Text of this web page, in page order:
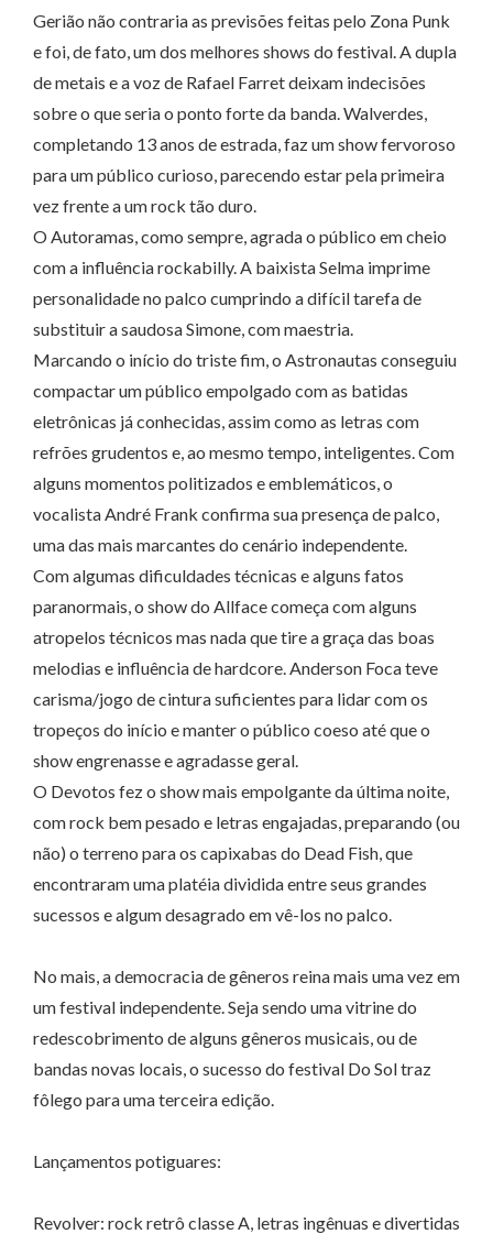
Gerião não contraria as previsões feitas pelo Zona Punk
e foi, de fato, um dos melhores shows do festival. A dupla
de metais e a voz de Rafael Farret deixam indecisões
sobre o que seria o ponto forte da banda. Walverdes,
completando 13 anos de estrada, faz um show fervoroso
para um público curioso, parecendo estar pela primeira
vez frente a um rock tão duro.
O Autoramas, como sempre, agrada o público em cheio
com a influência rockabilly. A baixista Selma imprime
personalidade no palco cumprindo a difícil tarefa de
substituir a saudosa Simone, com maestria.
Marcando o início do triste fim, o Astronautas conseguiu
compactar um público empolgado com as batidas
eletrônicas já conhecidas, assim como as letras com
refrões grudentos e, ao mesmo tempo, inteligentes. Com
alguns momentos politizados e emblemáticos, o
vocalista André Frank confirma sua presença de palco,
uma das mais marcantes do cenário independente.
Com algumas dificuldades técnicas e alguns fatos
paranormais, o show do Allface começa com alguns
atropelos técnicos mas nada que tire a graça das boas
melodias e influência de hardcore. Anderson Foca teve
carisma/jogo de cintura suficientes para lidar com os
tropeços do início e manter o público coeso até que o
show engrenasse e agradasse geral.
O Devotos fez o show mais empolgante da última noite,
com rock bem pesado e letras engajadas, preparando (ou
não) o terreno para os capixabas do Dead Fish, que
encontraram uma platéia dividida entre seus grandes
sucessos e algum desagrado em vê-los no palco.
No mais, a democracia de gêneros reina mais uma vez em
um festival independente. Seja sendo uma vitrine do
redescobrimento de alguns gêneros musicais, ou de
bandas novas locais, o sucesso do festival Do Sol traz
fôlego para uma terceira edição.
Lançamentos potiguares:
Revolver: rock retrô classe A, letras ingênuas e divertidas